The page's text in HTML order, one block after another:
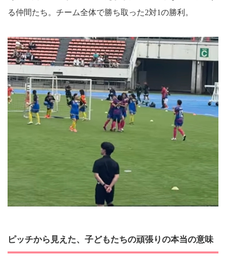
る仲間たち。チーム全体で勝ち取った2対1の勝利。
ピッチから見えた、子どもたちの頑張りの本当の意味